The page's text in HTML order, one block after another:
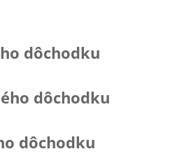
dôchodku
dôchodku
dôchodku